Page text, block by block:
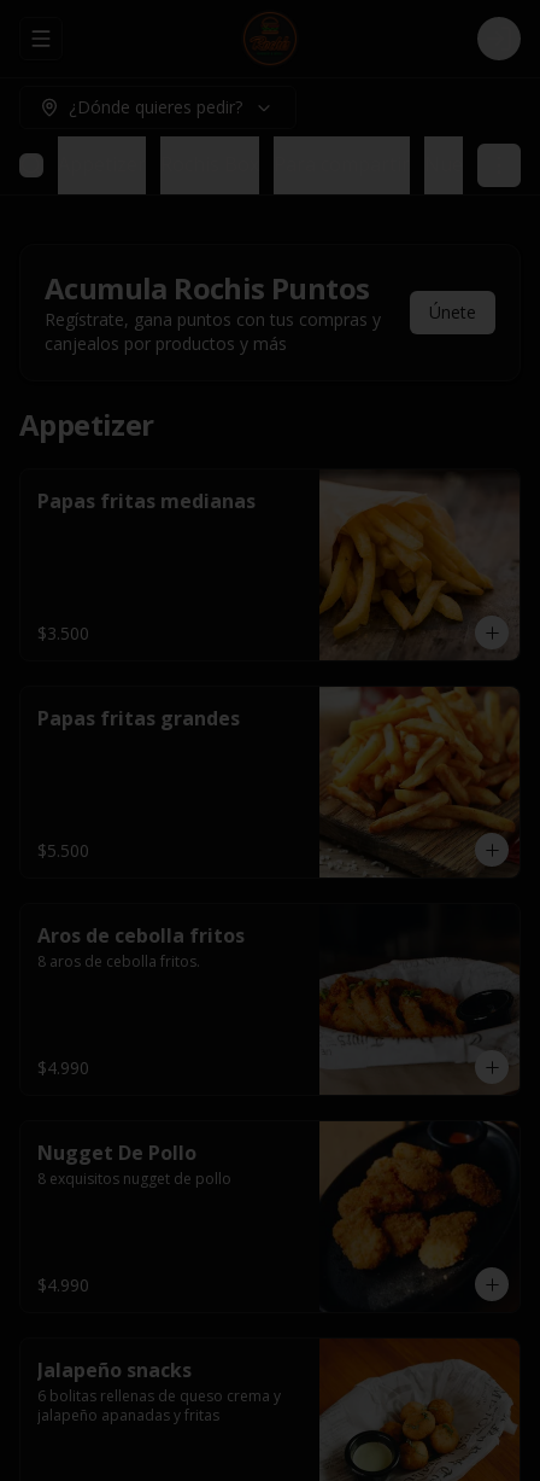
Abrir menu de navegación Login
¿Dónde quieres pedir?
Acumula Rochis Puntos
Regístrate, gana puntos con tus compras y
canjealos por productos y más
Únete
Appetizer
Papas fritas medianas
$3.500
Papas fritas grandes
$5.500
Aros de cebolla fritos
8 aros de cebolla fritos.
$4.990
Nugget De Pollo
8 exquisitos nugget de pollo
$4.990
Jalapeño snacks
6 bolitas rellenas de queso crema y
jalapeño apanadas y fritas